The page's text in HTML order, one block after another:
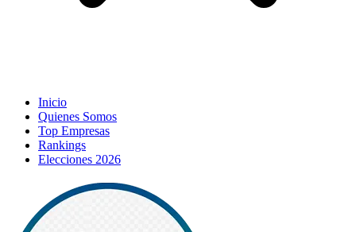
Inicio
Quienes Somos
Top Empresas
Rankings
Elecciones 2026